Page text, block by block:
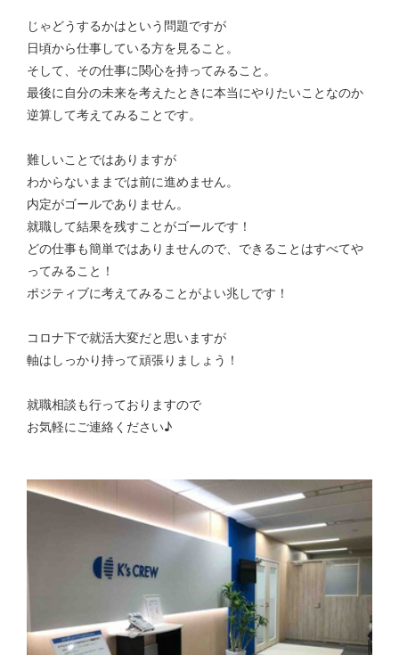
じゃどうするかはという問題ですが
日頃から仕事している方を見ること。
そして、その仕事に関心を持ってみること。
最後に自分の未来を考えたときに本当にやりたいことなのか
逆算して考えてみることです。
難しいことではありますが
わからないままでは前に進めません。
内定がゴールでありません。
就職して結果を残すことがゴールです！
どの仕事も簡単ではありませんので、できることはすべてや
ってみること！
ポジティブに考えてみることがよい兆しです！
コロナ下で就活大変だと思いますが
軸はしっかり持って頑張りましょう！
就職相談も行っておりますので
お気軽にご連絡ください♪